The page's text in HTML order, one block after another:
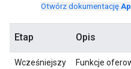
Otwórz dokumentację
Etap Opis
Wcześniejszy
Funkcje